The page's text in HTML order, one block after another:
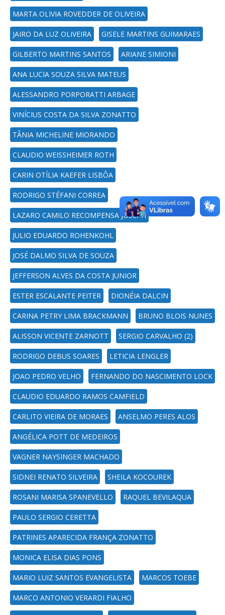
MARTA OLIVIA ROVEDDER DE OLIVEIRA
JAIRO DA LUZ OLIVEIRA GISELE MARTINS GUIMARAES
GILBERTO MARTINS SANTOS ARIANE SIMIONI
ANA LUCIA SOUZA SILVA MATEUS
ALESSANDRO PORPORATTI ARBAGE
VINÍCIUS COSTA DA SILVA ZONATTO
TÂNIA MICHELINE MIORANDO
CLAUDIO WEISSHEIMER ROTH
CARIN OTÍLIA KAEFER LISBÔA
RODRIGO STÉFANI CORREA
LAZARO CAMILO RECOMPENSA JOSEPH
JULIO EDUARDO ROHENKOHL
JOSÉ DALMO SILVA DE SOUZA
JEFFERSON ALVES DA COSTA JUNIOR
ESTER ESCALANTE PEITER DIONÉIA DALCIN
CARINA PETRY LIMA BRACKMANN BRUNO BLOIS NUNES
ALISSON VICENTE ZARNOTT SERGIO CARVALHO (2)
RODRIGO DEBUS SOARES LETICIA LENGLER
JOAO PEDRO VELHO FERNANDO DO NASCIMENTO LOCK
CLAUDIO EDUARDO RAMOS CAMFIELD
CARLITO VIEIRA DE MORAES ANSELMO PERES ALOS
ANGÉLICA POTT DE MEDEIROS
VAGNER NAYSINGER MACHADO
SIDNEI RENATO SILVEIRA SHEILA KOCOUREK
ROSANI MARISA SPANEVELLO RAQUEL BEVILAQUA
PAULO SERGIO CERETTA
PATRINES APARECIDA FRANÇA ZONATTO
MONICA ELISA DIAS PONS
MARIO LUIZ SANTOS EVANGELISTA MARCOS TOEBE
MARCO ANTONIO VERARDI FIALHO